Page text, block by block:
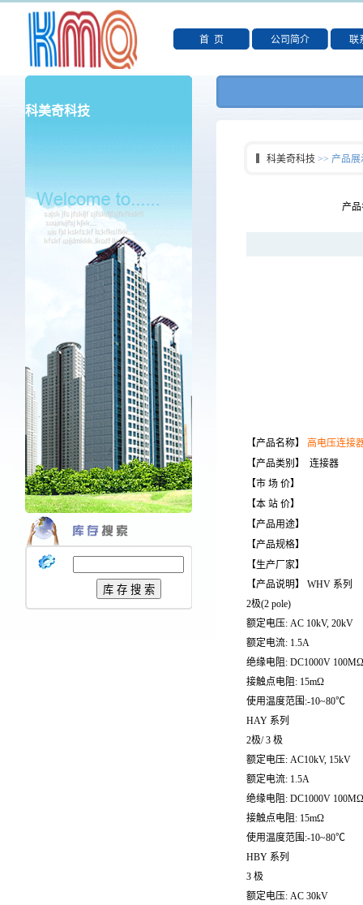
首 页 公司简介 联
科美奇科技
科美奇科技>> 产品展
产
【产品名称】 高电压连接
【产品类别】 连接器
【市 场 价】
【本 站 价】
【产品用途】
【产品规格】
【生产厂家】
【产品说明】 WHV 系列
2极(2 pole)
额定电压: AC 10kV, 20kV
额定电流: 1.5A
绝缘电阻: DC1000V
接触点电阻: 15mΩ
使用温度范围:-10~80℃
HAY 系列
2极/ 3 极
额定电压: AC10kV, 15kV
额定电流: 1.5A
绝缘电阻: DC1000V
接触点电阻: 15mΩ
使用温度范围:-10~80℃
HBY 系列
3 极
额定电压: AC 30kV